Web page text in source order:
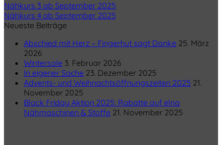
Nähkurs 3 ab September 2025
Nähkurs 4 ab September 2025
Neueste Beiträge
Abschied mit Herz – Fingerhut sagt Danke 25. März
2026
Wintersale 3. Februar 2026
In eigener Sache 23. Dezember 2025
Advents- und Weihnachtsöffnungszeiten 2025 21.
November 2025
Black Friday Aktion 2025: Rabatte auf elna
Nähmaschinen & Stoffe 21. November 2025